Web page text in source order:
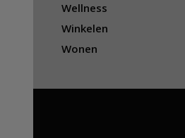
Wellness
Winkelen
Wonen